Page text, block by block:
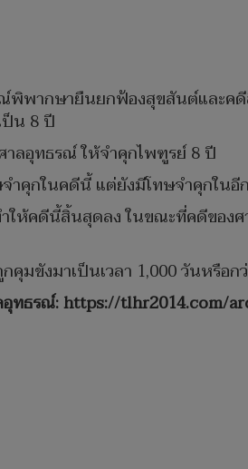
พากษายืนยกฟ้องสุขสันต์และค
ป็น 8 ปี
ลอุทธรณ์ ให้จำคุกไพฑูรย์ 8 ปี
ำคุกในคดีนี้ แต่ยังมีโทษจำคุกใน
ห้คดีนี้สิ้นสุดลง ในขณะที่คดีของศ
มขังมาเป็นเวลา 1,000 วันหรือ
ทธรณ์:https://tlhr2014.com/